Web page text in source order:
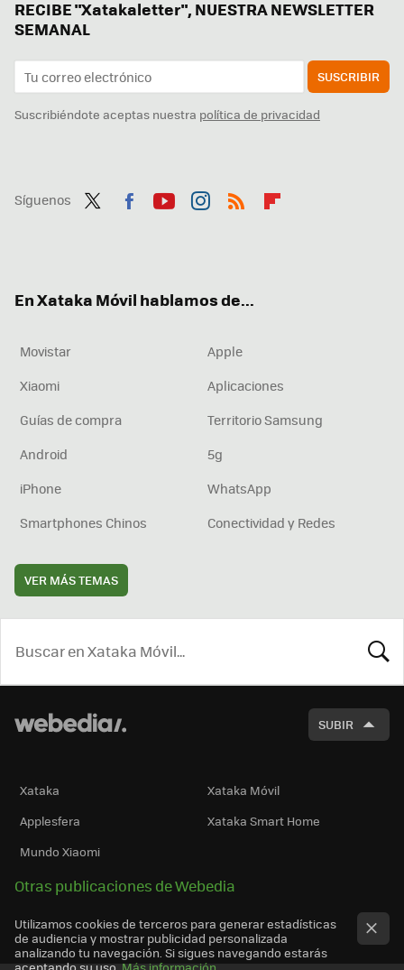
RECIBE "Xatakaletter", NUESTRA NEWSLETTER
SEMANAL
SUSCRIBIR
Suscribiéndote aceptas nuestra política de privacidad
Síguenos
En Xataka Móvil hablamos de...
Movistar
Apple
Xiaomi
Aplicaciones
Guías de compra
Territorio Samsung
Android
5g
iPhone
WhatsApp
Smartphones Chinos
Conectividad y Redes
VER MÁS TEMAS
SUBIR
Xataka
Xataka Móvil
Applesfera
Xataka Smart Home
Mundo Xiaomi
Otras publicaciones de Webedia
Utilizamos cookies de terceros para generar estadísticas
de audiencia y mostrar publicidad personalizada
analizando tu navegación. Si sigues navegando estarás